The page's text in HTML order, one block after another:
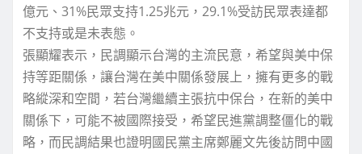
億元、31%民眾支持1.25兆元，29.1%受訪民眾表達都
不支持或是未表態。
張顯耀表示，民調顯示台灣的主流民意，希望與美中保
持等距關係，讓台灣在美中關係發展上，擁有更多的戰
略縱深和空間，若台灣繼續主張抗中保台，在新的美中
關係下，可能不被國際接受，希望民進黨調整僵化的戰
略，而民調結果也證明國民黨主席鄭麗文先後訪問中國